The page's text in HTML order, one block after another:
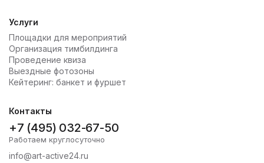
Услуги
Площадки для мероприятий
Организация тимбилдинга
Проведение квиза
Выездные фотозоны
Кейтеринг: банкет и фуршет
Контакты
+7 (495) 032-67-50
Работаем круглосуточно
info@art-active24.ru